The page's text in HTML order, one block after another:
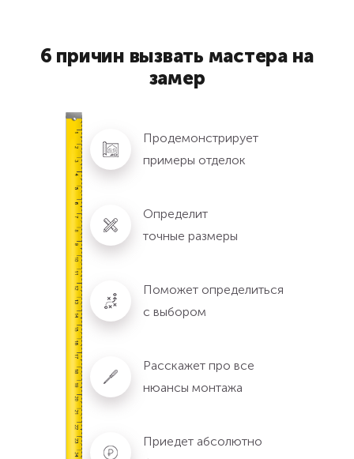
6 причин вызвать мастера на
замер
Продемонстрирует
примеры отделок
Определит
точные размеры
Поможет определиться
с выбором
Расскажет про все
нюансы монтажа
Приедет абсолютно